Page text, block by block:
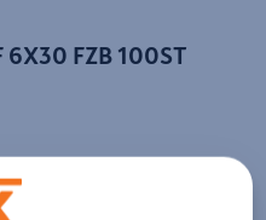
6X30 FZB 100ST